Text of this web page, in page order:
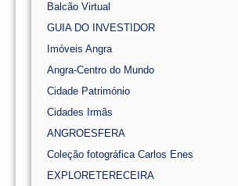
Balcão Virtual
GUIA DO INVESTIDOR
Imóveis Angra
Angra-Centro do Mundo
Cidade Património
Cidades Irmãs
ANGROESFERA
Coleção fotográfica Carlos Enes
EXPLORETERECEIRA